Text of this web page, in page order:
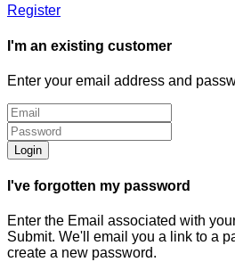
Register
I'm an existing customer
Enter your email address and
Login
I've forgotten my password
Enter the Email associated with
Submit. We'll email you a link to a
create a new password.